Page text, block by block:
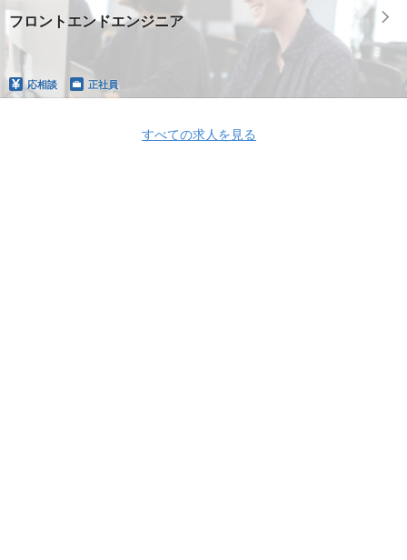
フロントエンドエンジニア
応相談 正社員
すべての求人を見る